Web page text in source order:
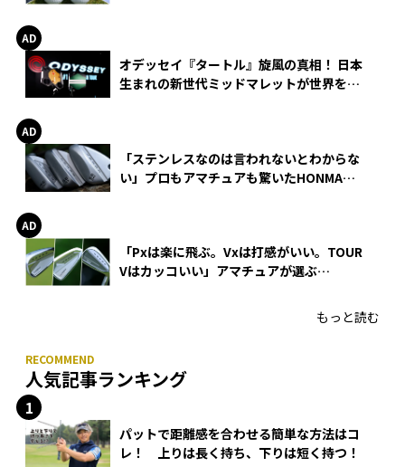
オデッセイ『タートル』旋風の真相！ 日本
生まれの新世代ミッドマレットが世界を席
「ステンレスなのは言われないとわからな
い」プロもアマチュアも驚いたHONMA
「Pxは楽に飛ぶ。Vxは打感がいい。TOUR
Vはカッコいい」アマチュアが選ぶ
もっと読む
人気記事ランキング
パットで距離感を合わせる簡単な方法はコ
レ！ 上りは長く持ち、下りは短く持つ！